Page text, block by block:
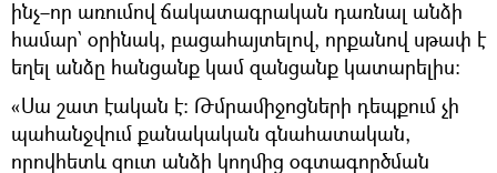
ինչ–որ առումով ճակատագրական դառնալ անձի
համար` օրինակ, բացահայտելով, որքանով սթափ է
եղել անձը հանցանք կամ զանցանք կատարելիս։
«Սա շատ էական է։ Թմրամիջոցների դեպքում չի
պահանջվում քանակական գնահատական,
որովհետև զուտ անձի կողմից օգտագործման